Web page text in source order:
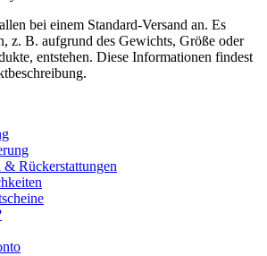
bei einem Standard-Versand an. Es
z. B. aufgrund des Gewichts, Größe oder
entstehen. Diese Informationen findest
& Rückerstattungen